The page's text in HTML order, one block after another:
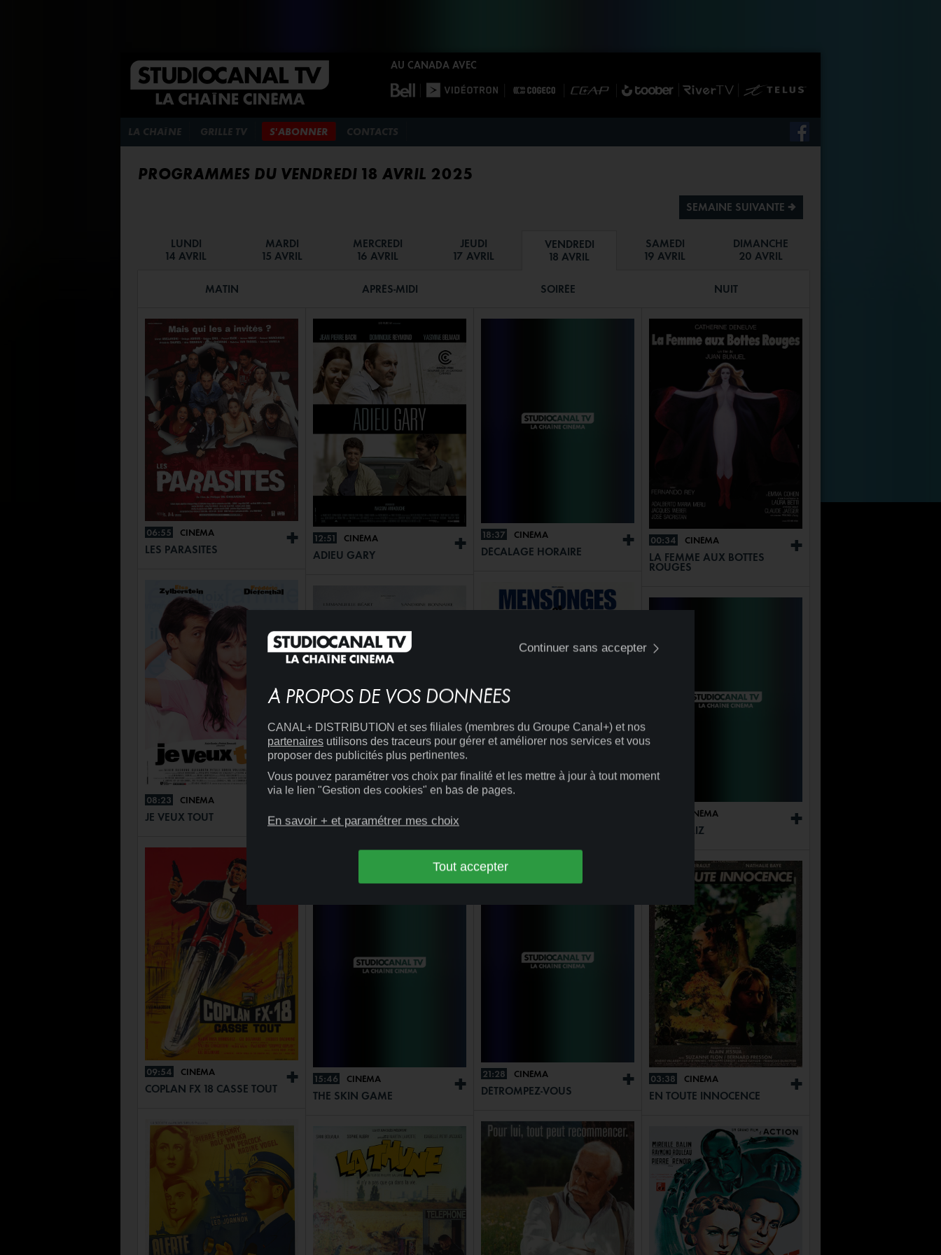
AU CANADA AVEC
LA CHAÎNE GRILLE TV S'ABONNER CONTACTS
PROGRAMMES DU VENDREDI 18 AVRIL 2025
SEMAINE SUIVANTE ª
LUNDI
14 AVRIL
MARDI
15 AVRIL
MERCREDI
16 AVRIL
JEUDI
17 AVRIL
VENDREDI
18 AVRIL
SAMEDI
19 AVRIL
DIMANCHE
20 AVRIL
MATIN
+
06:55 CINÉMA
LES PARASITES
08:23 CINÉMA
JE VEUX TOUT
+
09:54 CINÉMA
COPLAN FX 18 CASSE TOUT
APRÈS-MIDI
+
12:51 CINÉMA
ADIEU GARY
+
CINÉMA
VOLEUR DE VIE
+
15:46 CINÉMA
THE SKIN GAME
SOIRÉE
+
18:37 CINÉMA
DÉCALAGE HORAIRE
+
21:28 CINÉMA
DÉTROMPEZ-VOUS
NUIT
+
00:34 CINÉMA
LA FEMME AUX BOTTES
ROUGES
+
CINÉMA
CUBA FELIZ
+
03:38 CINÉMA
EN TOUTE INNOCENCE
Continuer sans accepter
À PROPOS DE VOS DONNÉES
CANAL+ DISTRIBUTION et ses filiales (membres du Groupe Canal+) et nos
partenaires utilisons des traceurs pour gérer et améliorer nos services et vous
proposer des publicités plus pertinentes.
Vous pouvez paramétrer vos choix par finalité et les mettre à jour à tout moment
via le lien "Gestion des cookies" en bas de pages.
En savoir + et paramétrer mes choix
Tout accepter